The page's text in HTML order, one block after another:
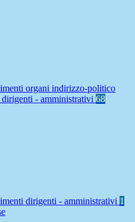
organi indirizzo-politico
- amministrativi 68
dirigenti - amministrativi 1